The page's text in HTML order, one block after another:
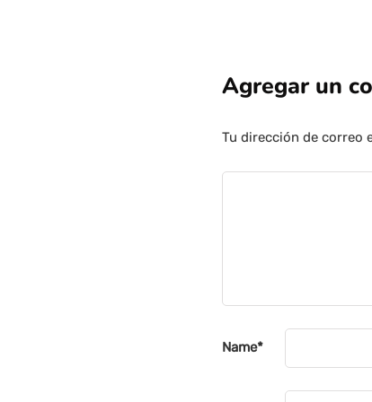
Agregar un
Tu dirección de correo
Name*